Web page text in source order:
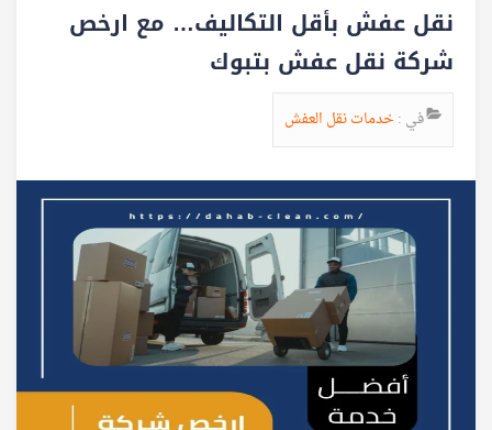
نقل عفش بأقل التكاليف… مع ارخص
شركة نقل عفش بتبوك
في : خدمات نقل العفش